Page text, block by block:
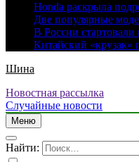
Honda раскрыла
Две популярные
В России
Китайский «крузак»
Шина
Новостная рассылка
Случайные новости
Меню
Найти: